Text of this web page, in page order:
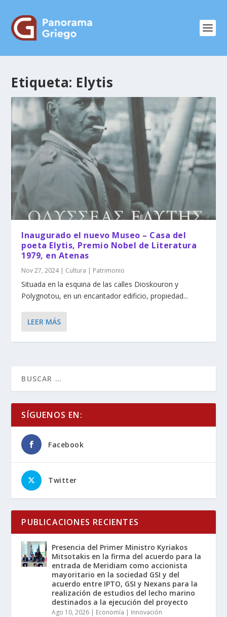
Etiqueta: Elytis
Inaugurado el nuevo Museo – Casa del
poeta Elytis, Premio Nobel de Literatura
1979, en Atenas
Nov 27, 2024| Cultura | Patrimonio
Situada en la esquina de las calles Dioskouron y
Polygnotou, en un encantador edificio, propiedad...
LEER MÁS
SÍGUENOS EN:
Facebook
Twitter
PUBLICACIONES RECIENTES
Presencia del Primer Ministro Kyriakos
Mitsotakis en la firma del acuerdo para la
entrada de Meridiam como accionista
mayoritario en la sociedad GSI y del
acuerdo entre IPTO, GSI y Nexans para la
realización de estudios del lecho marino
destinados a la ejecución del proyecto
Ago 10, 2026 | Economía | Innovación